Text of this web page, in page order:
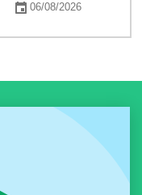
06/08/2026